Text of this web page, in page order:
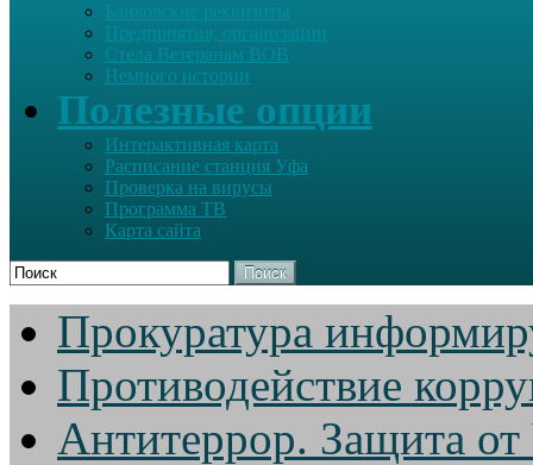
Банковские реквизиты
Предприятия, организации
Стела Ветеранам ВОВ
Немного истории
Полезные опции
Интерактивная карта
Расписание станция Уфа
Проверка на вирусы
Программа ТВ
Карта сайта
Поиск
Прокуратура
Противодействие
Антитеррор. Защита